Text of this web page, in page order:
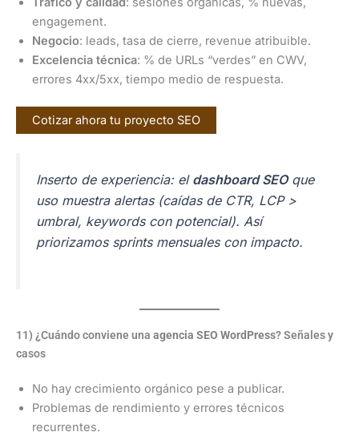
engagement.
Negocio: leads, tasa de cierre, revenue atribuible.
Excelencia técnica: % de URLs “verdes” en CWV,
errores 4xx/5xx, tiempo medio de respuesta.
Cotizar ahora tu proyecto SEO
Inserto de experiencia: el dashboard SEOque
uso muestra alertas (caídas de CTR, LCP >
umbral, keywords con potencial). Así
priorizamos sprints mensuales con impacto.
11) ¿Cuándo conviene una agencia SEO WordPress? Señales y
casos
No hay crecimiento orgánico pese a publicar.
Problemas de rendimiento y errores técnicos
recurrentes.